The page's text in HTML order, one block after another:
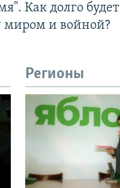
Как долго будет
миром и войной?
Регионы